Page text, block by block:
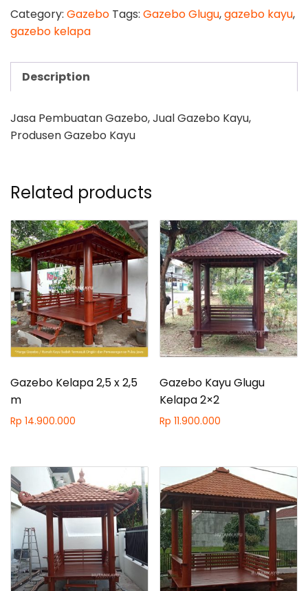
quantity
Category: Gazebo Tags: Gazebo Glugu,gazebo kayu,
gazebo kelapa
Description
Jasa Pembuatan Gazebo, Jual Gazebo Kayu,
Produsen Gazebo Kayu
Related products
Gazebo Kelapa 2,5 x 2,5
m
Rp 14.900.000
Gazebo Kayu Glugu
Kelapa 2×2
Rp 11.900.000